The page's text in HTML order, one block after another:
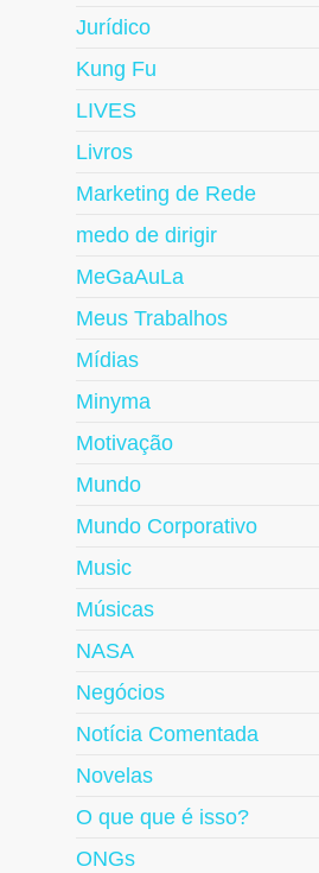
Jurídico
Kung Fu
LIVES
Livros
Marketing de Rede
medo de dirigir
MeGaAuLa
Meus Trabalhos
Mídias
Minyma
Motivação
Mundo
Mundo Corporativo
Music
Músicas
NASA
Negócios
Notícia Comentada
Novelas
O que que é isso?
ONGs